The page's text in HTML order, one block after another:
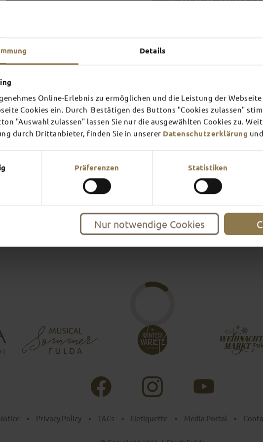
Details
Online-Erlebnis zu ermöglichen und die Leistung der
Cookies ein. Durch Bestätigen des Buttons "Cookies zulassen"
"Auswahl zulassen" lassen Sie nur die ausgewählten Cookies zu.
durch Drittanbieter, finden Sie in unserer Datenschutzerklärung
Präferenzen Statistiken
Nur notwendige Cookies
THEATER
Find out more Find
Tourists have been bringing
since time immemorial. And
visit us at the Tourist
souvenirs and delicious
• Privacy Policy • T&Cs • Netiquette • Media Portal •